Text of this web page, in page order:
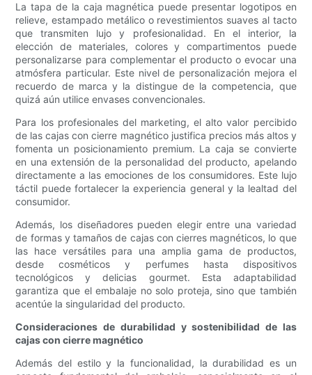
La tapa de la caja magnética puede presentar logotipos en
relieve, estampado metálico o revestimientos suaves al tacto
que transmiten lujo y profesionalidad. En el interior, la
elección de materiales, colores y compartimentos puede
personalizarse para complementar el producto o evocar una
atmósfera particular. Este nivel de personalización mejora el
recuerdo de marca y la distingue de la competencia, que
quizá aún utilice envases convencionales.
Para los profesionales del marketing, el alto valor percibido
de las cajas con cierre magnético justifica precios más altos y
fomenta un posicionamiento premium. La caja se convierte
en una extensión de la personalidad del producto, apelando
directamente a las emociones de los consumidores. Este lujo
táctil puede fortalecer la experiencia general y la lealtad del
consumidor.
Además, los diseñadores pueden elegir entre una variedad
de formas y tamaños de cajas con cierres magnéticos, lo que
las hace versátiles para una amplia gama de productos,
desde cosméticos y perfumes hasta dispositivos
tecnológicos y delicias gourmet. Esta adaptabilidad
garantiza que el embalaje no solo proteja, sino que también
acentúe la singularidad del producto.
Consideraciones de durabilidad y sostenibilidad de las
cajas con cierre magnético
Además del estilo y la funcionalidad, la durabilidad es un